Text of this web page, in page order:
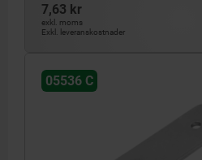
7,63 kr
exkl. moms
Exkl. leveranskostnader
05536 C